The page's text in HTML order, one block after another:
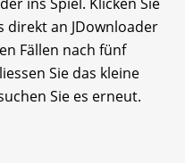
direkt an JDownloader
Fällen nach fünf
Sie das kleine
Sie es erneut.